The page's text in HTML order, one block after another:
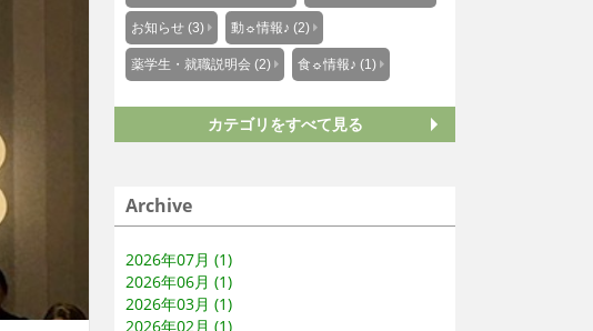
お知らせ (3) 動☼情報♪ (2)
薬学生・就職説明会 (2) 食☼情報♪ (1)
カテゴリをすべて見る
Archive
2026年07月 (1)
2026年06月 (1)
2026年03月 (1)
2026年02月 (1)